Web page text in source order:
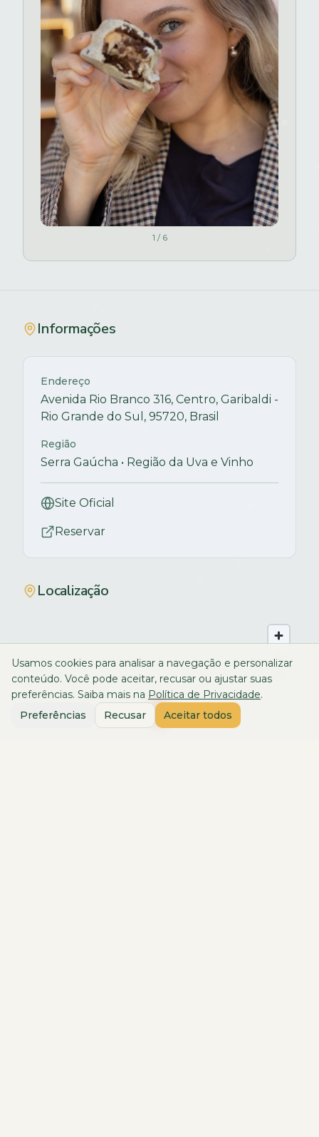
Usamos cookies para analisar a navegação e personalizar
conteúdo. Você pode aceitar, recusar ou ajustar suas
preferências. Saiba mais na Política de Privacidade.
Preferências
Recusar Aceitar todos
1 / 6
Informações
Endereço
Avenida Rio Branco 316, Centro, Garibaldi -
Rio Grande do Sul, 95720, Brasil
Região
Serra Gaúcha • Região da Uva e Vinho
Site Oficial
Reservar
Localização